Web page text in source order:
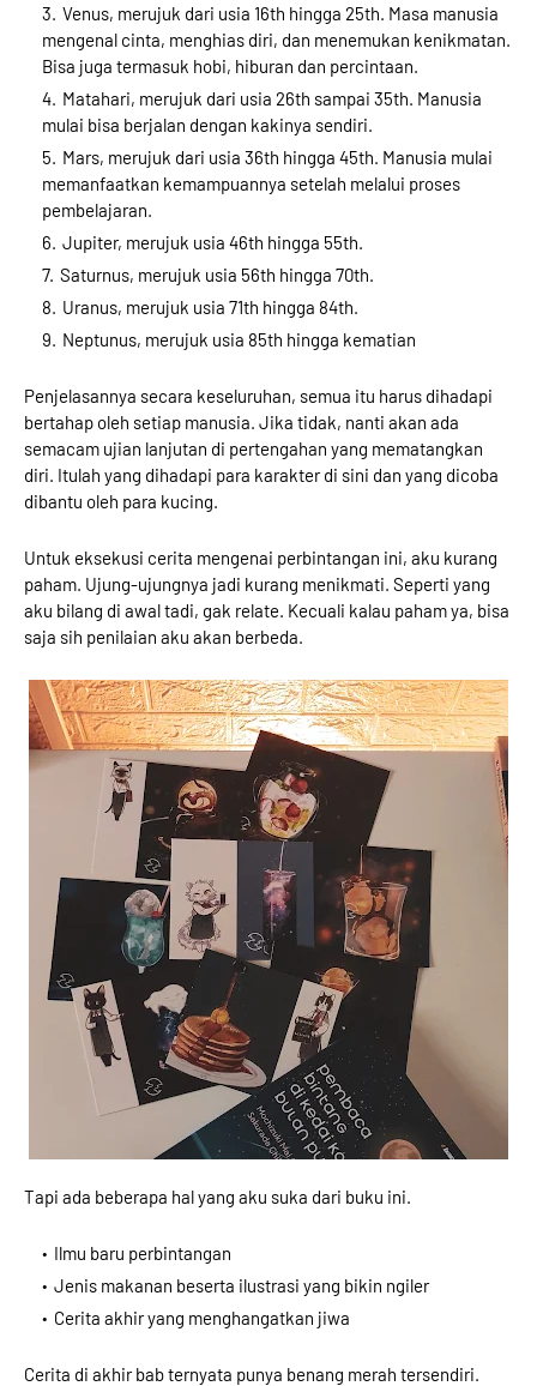
Venus, merujuk dari usia 16th hingga 25th. Masa manusia
mengenal cinta, menghias diri, dan menemukan kenikmatan.
Bisa juga termasuk hobi, hiburan dan percintaan.
Matahari, merujuk dari usia 26th sampai 35th. Manusia
mulai bisa berjalan dengan kakinya sendiri.
Mars, merujuk dari usia 36th hingga 45th. Manusia mulai
memanfaatkan kemampuannya setelah melalui proses
pembelajaran.
Jupiter, merujuk usia 46th hingga 55th.
Saturnus, merujuk usia 56th hingga 70th.
Uranus, merujuk usia 71th hingga 84th.
Neptunus, merujuk usia 85th hingga kematian
Penjelasannya secara keseluruhan, semua itu harus dihadapi
bertahap oleh setiap manusia. Jika tidak, nanti akan ada
semacam ujian lanjutan di pertengahan yang mematangkan
diri. Itulah yang dihadapi para karakter di sini dan yang dicoba
dibantu oleh para kucing.
Untuk eksekusi cerita mengenai perbintangan ini, aku kurang
paham. Ujung-ujungnya jadi kurang menikmati. Seperti yang
aku bilang di awal tadi, gak relate. Kecuali kalau paham ya, bisa
saja sih penilaian aku akan berbeda.
Tapi ada beberapa hal yang aku suka dari buku ini.
Ilmu baru perbintangan
Jenis makanan beserta ilustrasi yang bikin ngiler
Cerita akhir yang menghangatkan jiwa
Cerita di akhir bab ternyata punya benang merah tersendiri.